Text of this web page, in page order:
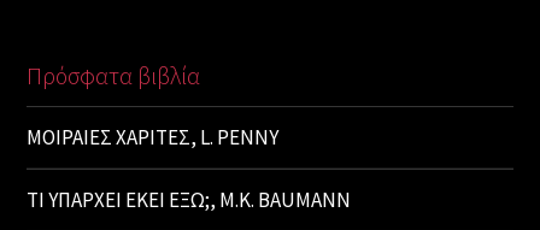
Πρόσφατα βιβλία
ΜΟΙΡΑΙΕΣ ΧΑΡΙΤΕΣ, L. PENNY
ΤΙ ΥΠΑΡΧΕΙ ΕΚΕΙ ΕΞΩ;, M.K. BAUMANN